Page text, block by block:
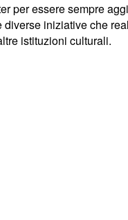
per essere sempre
diverse iniziative che
istituzioni culturali.